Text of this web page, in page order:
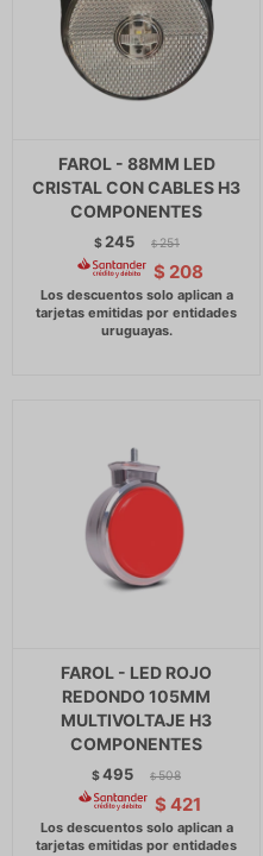
FAROL - 88MM LED
CRISTAL CON CABLES H3
COMPONENTES
$ 245 $ 251
$ 208
FAROL - LED ROJO
REDONDO 105MM
MULTIVOLTAJE H3
COMPONENTES
$495 $ 508
$ 421